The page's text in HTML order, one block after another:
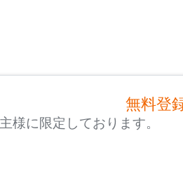
無料登
様に限定しております。